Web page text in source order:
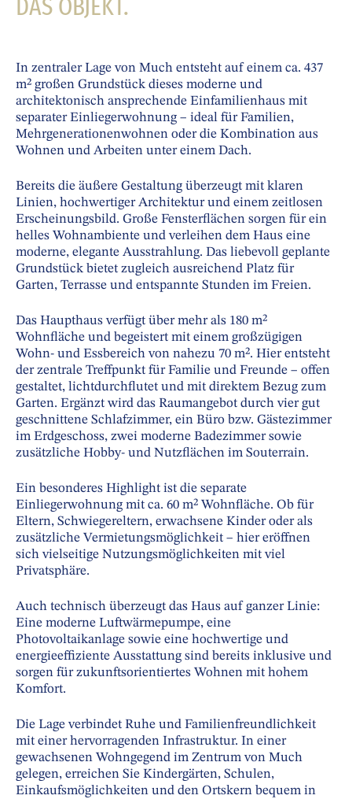
DAS OBJEKT.
In zentraler Lage von Much entsteht auf einem ca. 437
m² großen Grundstück dieses moderne und
architektonisch ansprechende Einfamilienhaus mit
separater Einliegerwohnung – ideal für Familien,
Mehrgenerationenwohnen oder die Kombination aus
Wohnen und Arbeiten unter einem Dach.
Bereits die äußere Gestaltung überzeugt mit klaren
Linien, hochwertiger Architektur und einem zeitlosen
Erscheinungsbild. Große Fensterflächen sorgen für ein
helles Wohnambiente und verleihen dem Haus eine
moderne, elegante Ausstrahlung. Das liebevoll geplante
Grundstück bietet zugleich ausreichend Platz für
Garten, Terrasse und entspannte Stunden im Freien.
Das Haupthaus verfügt über mehr als 180 m²
Wohnfläche und begeistert mit einem großzügigen
Wohn- und Essbereich von nahezu 70 m². Hier entsteht
der zentrale Treffpunkt für Familie und Freunde – offen
gestaltet, lichtdurchflutet und mit direktem Bezug zum
Garten. Ergänzt wird das Raumangebot durch vier gut
geschnittene Schlafzimmer, ein Büro bzw. Gästezimmer
im Erdgeschoss, zwei moderne Badezimmer sowie
zusätzliche Hobby- und Nutzflächen im Souterrain.
Ein besonderes Highlight ist die separate
Einliegerwohnung mit ca. 60 m² Wohnfläche. Ob für
Eltern, Schwiegereltern, erwachsene Kinder oder als
zusätzliche Vermietungsmöglichkeit – hier eröffnen
sich vielseitige Nutzungsmöglichkeiten mit viel
Privatsphäre.
Auch technisch überzeugt das Haus auf ganzer Linie:
Eine moderne Luftwärmepumpe, eine
Photovoltaikanlage sowie eine hochwertige und
energieeffiziente Ausstattung sind bereits inklusive und
sorgen für zukunftsorientiertes Wohnen mit hohem
Komfort.
Die Lage verbindet Ruhe und Familienfreundlichkeit
mit einer hervorragenden Infrastruktur. In einer
gewachsenen Wohngegend im Zentrum von Much
gelegen, erreichen Sie Kindergärten, Schulen,
Einkaufsmöglichkeiten und den Ortskern bequem in